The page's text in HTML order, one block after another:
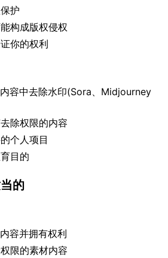
护
构成版权侵权
你的权利
容中去除水印(Sora、Midjourney
除权限的内容
个人项目
目的
的
容并拥有权利
限的素材内容